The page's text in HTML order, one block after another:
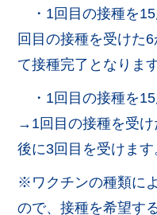
・1回目の接種を
回目の接種を受けた
て接種完了となります
・1回目の接種を
→1回目の接種を受け
後に3回目を受けます
※ワクチンの種類に
ので、接種を希望す